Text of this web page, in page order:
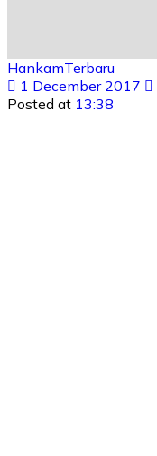
HankamTerbaru
1 December 2017
Posted at 13:38